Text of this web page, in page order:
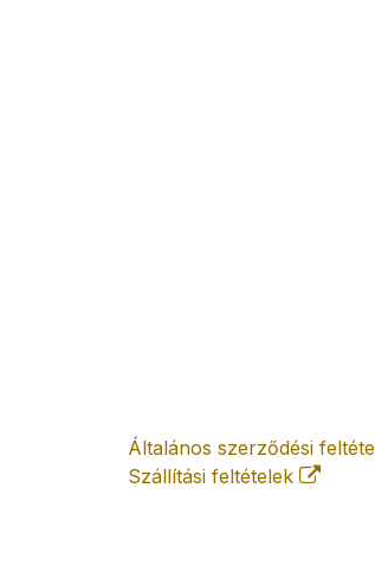
Általános szerződési
Szállítási feltételek